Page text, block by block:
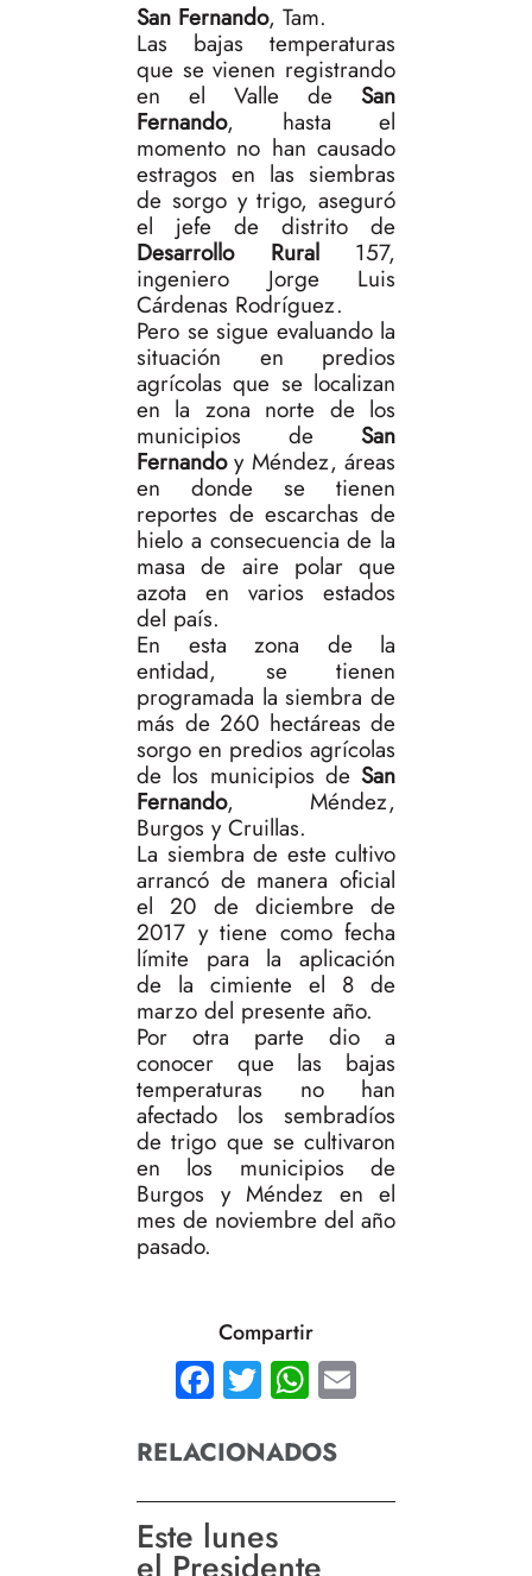
San Fernando, Tam.
Las bajas temperaturas
que se vienen registrando
en el Valle de San
Fernando, hasta el
momento no han causado
estragos en las siembras
de sorgo y trigo, aseguró
el jefe de distrito de
Desarrollo Rural157,
ingeniero Jorge Luis
Cárdenas Rodríguez.
Pero se sigue evaluando la
situación en predios
agrícolas que se localizan
en la zona norte de los
municipios de San
Fernandoy Méndez, áreas
en donde se tienen
reportes de escarchas de
hielo a consecuencia de la
masa de aire polar que
azota en varios estados
del país.
En esta zona de la
entidad, se tienen
programada la siembra de
más de 260 hectáreas de
sorgo en predios agrícolas
de los municipios de San
Fernando, Méndez,
Burgos y Cruillas.
La siembra de este cultivo
arrancó de manera oficial
el 20 de diciembre de
2017 y tiene como fecha
límite para la aplicación
de la cimiente el 8 de
marzo del presente año.
Por otra parte dio a
conocer que las bajas
temperaturas no han
afectado los sembradíos
de trigo que se cultivaron
en los municipios de
Burgos y Méndez en el
mes de noviembre del año
pasado.
Compartir
Facebook
TwitterWhatsApp
RELACIONADOS
Este lunes